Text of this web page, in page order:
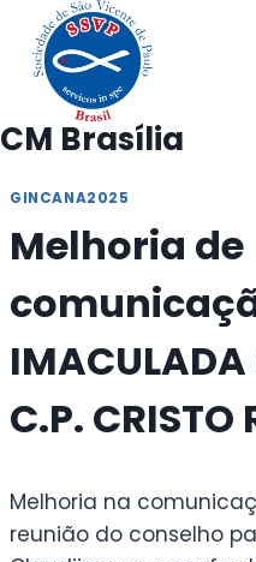
Pular
para
Conteúdo
CM Brasília
GINCANA2025
Melhoria de
C.P. CRISTO
Melhoria na
reunião do conselho